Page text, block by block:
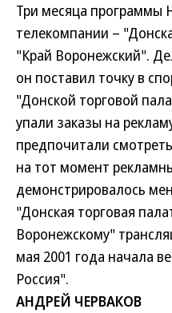
Три месяца программы
телекомпании –
"Край Воронежский".
он поставил точку в
"Донской торговой
упали заказы на
предпочитали
на тот момент
демонстрировалось
"Донская торговая
Воронежскому"
мая 2001 года начала
Россия".
АНДРЕЙ ЧЕРВАКОВ